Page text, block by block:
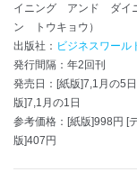
イニング アンド ダイ
ン トウキョウ）
出版社： ビジネスワール
発行間隔：年2回刊
発売日：[紙版]7,1月の5
版]7,1月の1日
参考価格：[紙版]998円 [
版]407円